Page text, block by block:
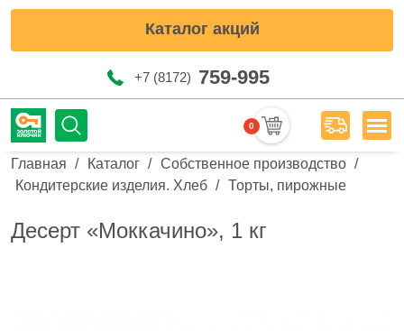
Каталог акций
+7 (8172) 759-995
0 Меню
Строка навигации
Главная Каталог
Собственное производство
Кондитерские изделия. Хлеб
Торты, пирожные
Десерт «Моккачино», 1 кг